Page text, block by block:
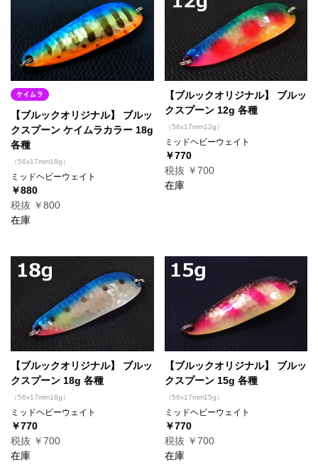
【ブルックオリジナル】 ブルッ
クスプーン ケイムラカラー 18g
各種
（56x17mm18g）
ミッドヘビーウェイト
￥880
税抜 ￥800
在庫
【ブルックオリジナル】 ブルッ
クスプーン 12g 各種
（56x17mm12g）
ミッドヘビーウェイト
￥770
税抜 ￥700
在庫
【ブルックオリジナル】 ブルッ
クスプーン 18g 各種
（56x17mm18g）
ミッドヘビーウェイト
￥770
税抜 ￥700
在庫
【ブルックオリジナル】 ブルッ
クスプーン 15g 各種
（56x17mm15g）
ミッドヘビーウェイト
￥770
税抜 ￥700
在庫